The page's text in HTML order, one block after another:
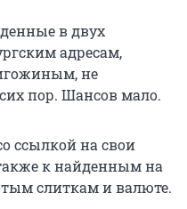
в двух
адресам,
не
пор. Шансов мало.
ссылкой на свои
к найденным на
слиткам и валюте.